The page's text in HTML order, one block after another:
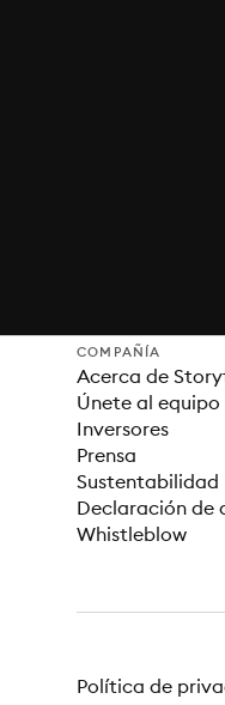
COMPAÑÍA
Acerca de
Únete al equipo
Inversores
Prensa
Sustentabilidad
Declaración de
Whistleblow
Política de